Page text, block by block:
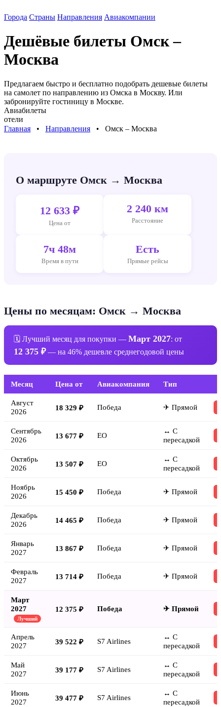
Города Страны Направления Авиакомпании
Дешёвые билеты Омск –
Москва
Предлагаем быстро и бесплатно подобрать дешевые билеты
на самолет по направлению из Омска в Москву. Или
забронируйте гостиницу в Москве.
Авиабилеты
отели
Главная ⠀•⠀ Направления ⠀•⠀ Омск – Москва
О маршруте Омск → Москва
12 633 ₽
Цена от
2 240 км
Расстояние
7ч 48м
Время в пути
Есть
Прямые рейсы
Цены по месяцам: Омск → Москва
🗓 Лучший месяц для покупки — Март 2027: от
12 375 ₽— на 46% дешевле среднегодовой цены
Месяц Цена от Авиакомпания Тип
Август
2026
18 329 ₽ Победа ✈ Прямой
Сентябрь
2026
13 677 ₽ EO
↔ С
пересадкой
Октябрь
2026
13 507 ₽ EO
↔ С
пересадкой
Ноябрь
2026
15 450 ₽ Победа ✈ Прямой
Декабрь
2026
14 465 ₽ Победа ✈ Прямой
Январь
2027
13 867 ₽ Победа ✈ Прямой
Февраль
2027
13 714 ₽ Победа ✈ Прямой
Март
2027
Лучший
12 375 ₽ Победа ✈ Прямой
Апрель
2027
39 522 ₽ S7 Airlines
↔ С
пересадкой
Май
2027
39 177 ₽ S7 Airlines
↔ С
пересадкой
Июнь
2027
39 477 ₽ S7 Airlines
↔ С
пересадкой